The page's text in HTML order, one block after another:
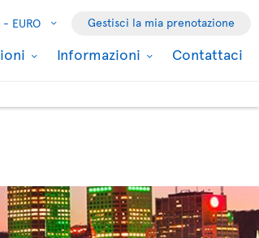
- EURO Gestisci la mia prenotazione
Informazioni Contattaci